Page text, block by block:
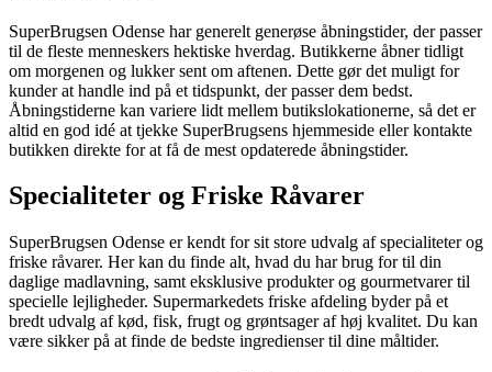
SuperBrugsen Odense har generelt generøse åbningstider, der passer
til de fleste menneskers hektiske hverdag. Butikkerne åbner tidligt
om morgenen og lukker sent om aftenen. Dette gør det muligt for
kunder at handle ind på et tidspunkt, der passer dem bedst.
Åbningstiderne kan variere lidt mellem butikslokationerne, så det er
altid en god idé at tjekke SuperBrugsens hjemmeside eller kontakte
butikken direkte for at få de mest opdaterede åbningstider.
Specialiteter og Friske Råvarer
SuperBrugsen Odense er kendt for sit store udvalg af specialiteter og
friske råvarer. Her kan du finde alt, hvad du har brug for til din
daglige madlavning, samt eksklusive produkter og gourmetvarer til
specielle lejligheder. Supermarkedets friske afdeling byder på et
bredt udvalg af kød, fisk, frugt og grøntsager af høj kvalitet. Du kan
være sikker på at finde de bedste ingredienser til dine måltider.